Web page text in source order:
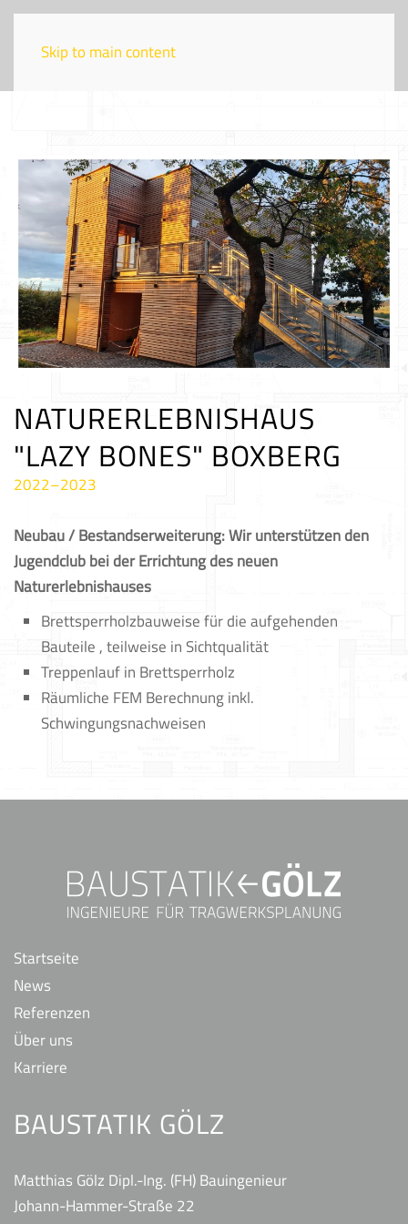
Skip to main content
NATURERLEBNISHAUS
"LAZY BONES" BOXBERG
2022–2023
Neubau / Bestandserweiterung: Wir unterstützen den
Jugendclub bei der Errichtung des neuen
Naturerlebnishauses
Brettsperrholzbauweise für die aufgehenden
Bauteile , teilweise in Sichtqualität
Treppenlauf in Brettsperrholz
Räumliche FEM Berechnung inkl.
Schwingungsnachweisen
Startseite
News
Referenzen
Über uns
Karriere
BAUSTATIK GÖLZ
Matthias Gölz Dipl.-Ing. (FH) Bauingenieur
Johann-Hammer-Straße 22